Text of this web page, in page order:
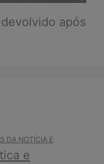
após
DA NOTÍCIA E
e